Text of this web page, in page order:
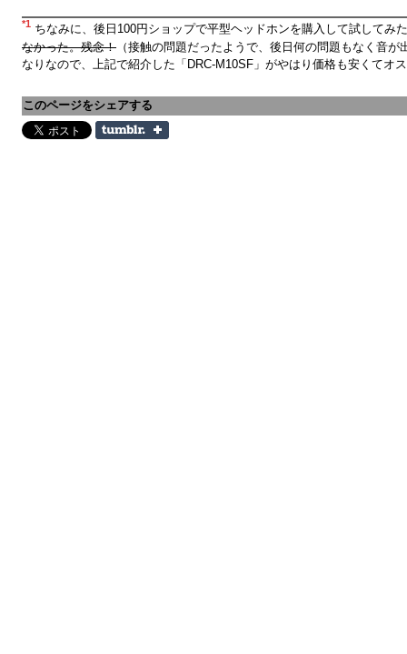
*1 ちなみに、後日100円ショップで平型ヘッドホンを購入して試してみ
なかった。残念！ （接触の問題だったようで、後日何の問題もなく音が
なりなので、上記で紹介した「DRC-M10SF」がやはり価格も安くてオ
このページをシェアする